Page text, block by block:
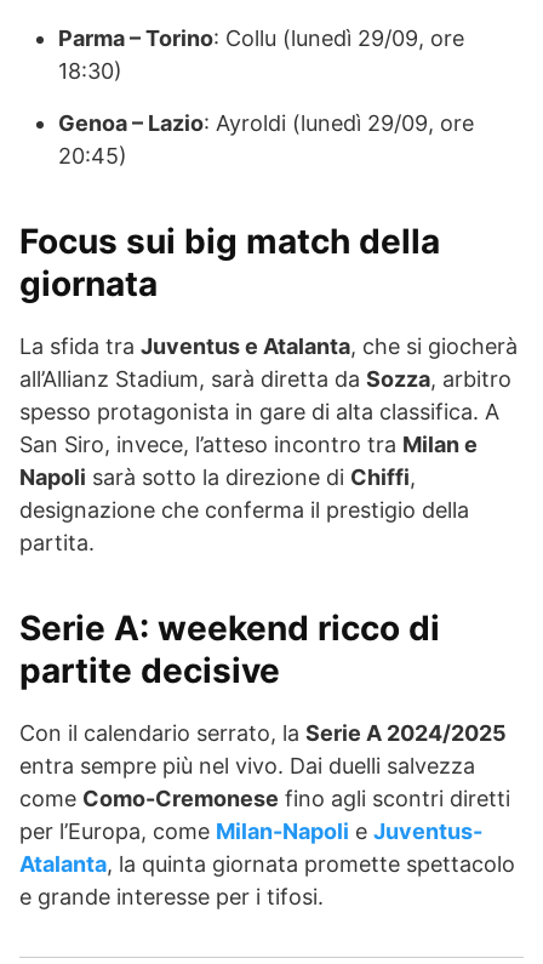
Parma – Torino: Collu (lunedì 29/09, ore
18:30)
Genoa – Lazio: Ayroldi (lunedì 29/09, ore
20:45)
Focus sui big match della
giornata
La sfida tra Juventus e Atalanta, che si giocherà
all’Allianz Stadium, sarà diretta da Sozza, arbitro
spesso protagonista in gare di alta classifica. A
San Siro, invece, l’atteso incontro tra Milan e
Napoli sarà sotto la direzione di Chiffi,
designazione che conferma il prestigio della
partita.
Serie A: weekend ricco di
partite decisive
Con il calendario serrato, la Serie A 2024/2025
entra sempre più nel vivo. Dai duelli salvezza
come Como-Cremonese fino agli scontri diretti
per l’Europa, come Milan-Napoli e Juventus-
Atalanta, la quinta giornata promette spettacolo
e grande interesse per i tifosi.